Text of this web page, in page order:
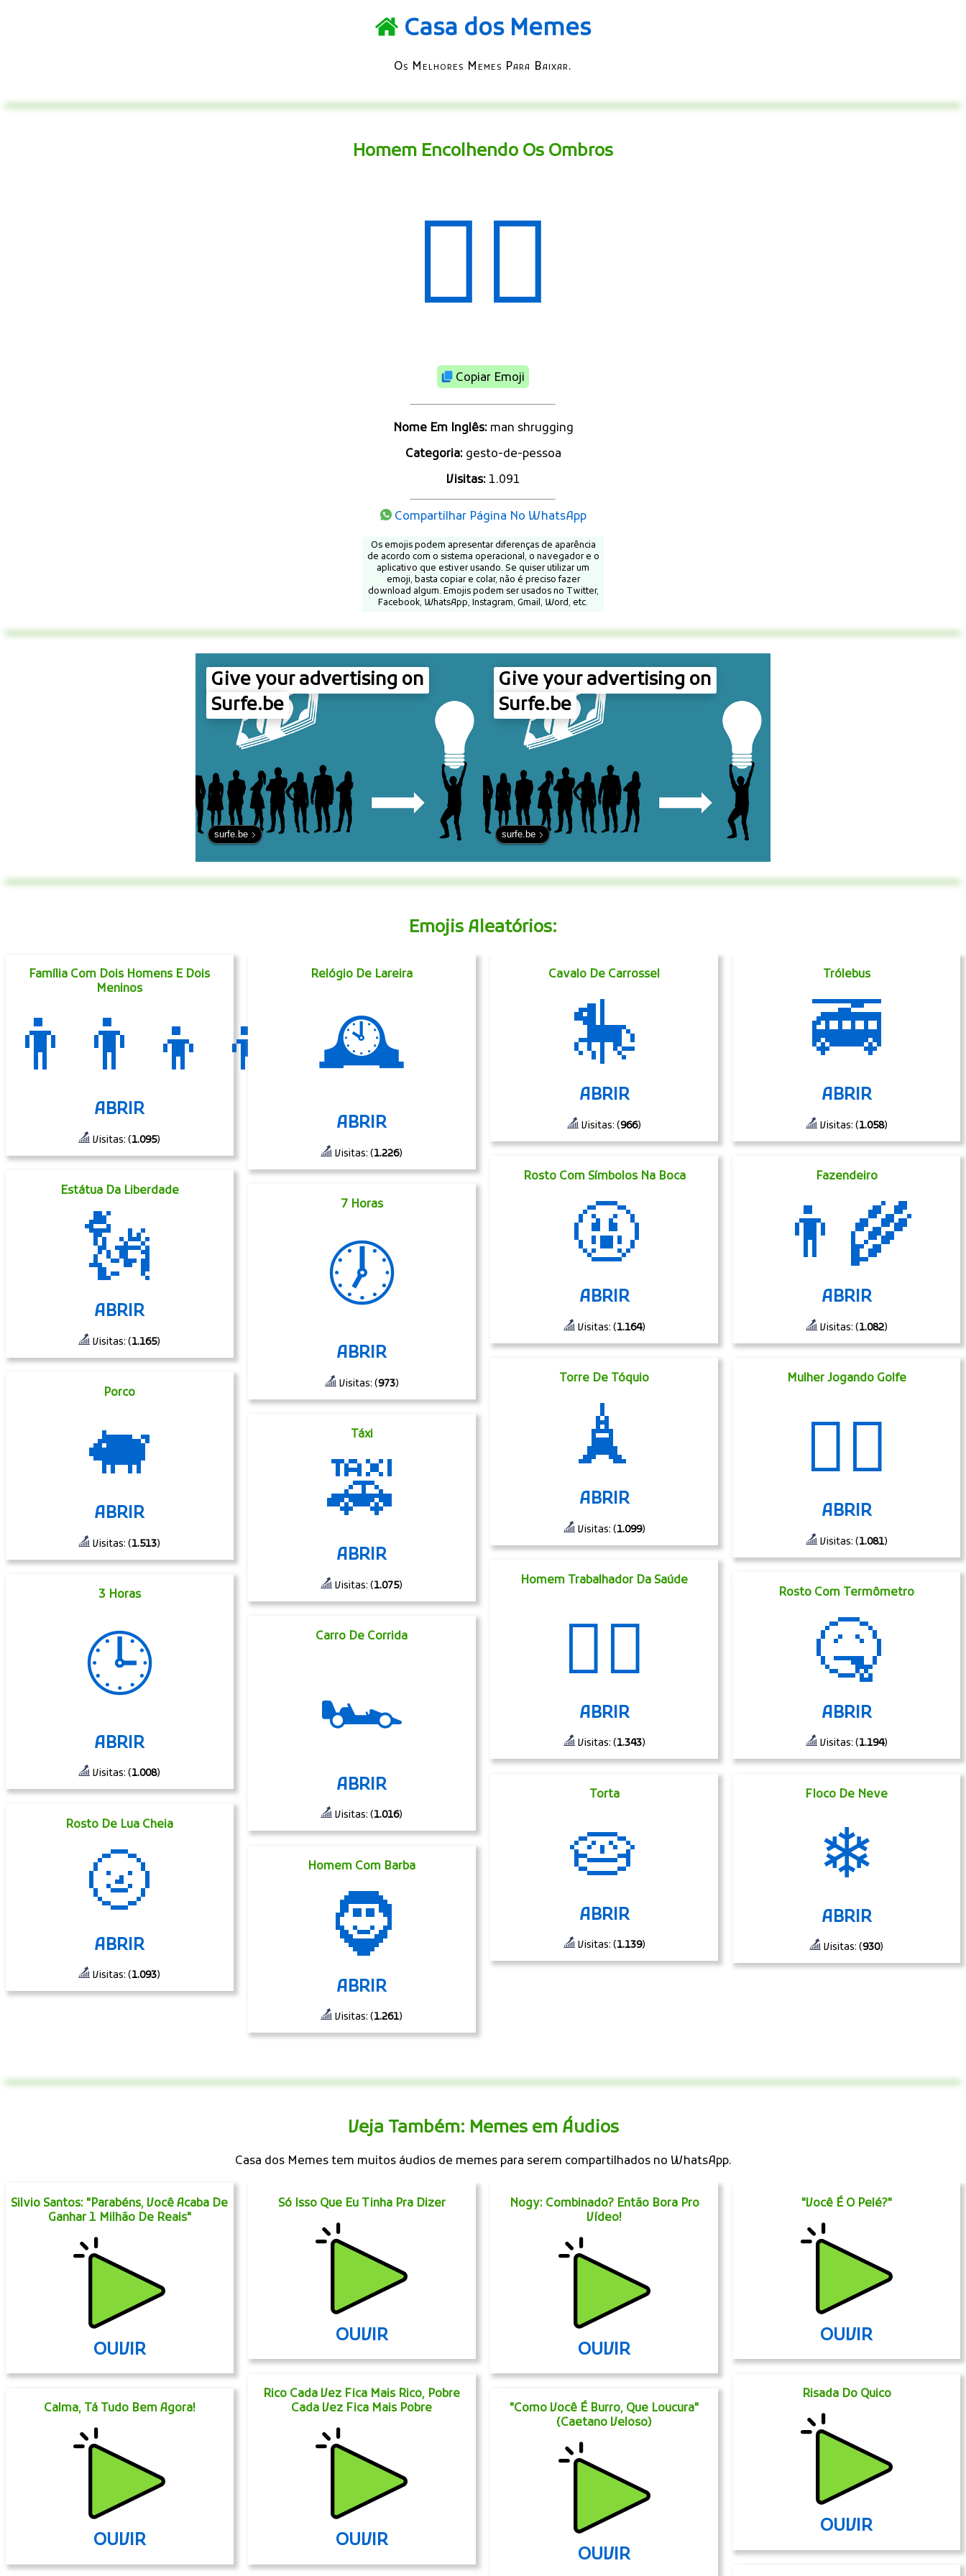
Casa dos Memes
Os Melhores Memes Para Baixar.
Homem Encolhendo Os Ombros
🤷‍♂️
Copiar Emoji
Nome Em Inglês: man shrugging
Categoria: gesto-de-pessoa
Visitas:1.091
Compartilhar Página No WhatsApp
Os emojis podem apresentar diferenças de aparência
de acordo com o sistema operacional, o navegador e o
aplicativo que estiver usando. Se quiser utilizar um
emoji, basta copiar e colar, não é preciso fazer
download algum. Emojis podem ser usados no Twitter,
Facebook, WhatsApp, Instagram, Gmail, Word, etc.
Give your advertising on
Surfe.be
surfe.be
Give your advertising on
Surfe.be
surfe.be
Emojis Aleatórios:
Família Com Dois Homens E Dois
Meninos
👨‍👨‍👦‍👦
ABRIR
Visitas: (1.095)
Estátua Da Liberdade
🗽
ABRIR
Visitas: (1.165)
Porco
🐖
ABRIR
Visitas: (1.513)
3 Horas
🕒
ABRIR
Visitas: (1.008)
Rosto De Lua Cheia
🌝
ABRIR
Visitas: (1.093)
Relógio De Lareira
🕰
ABRIR
Visitas: (1.226)
7 Horas
🕖
ABRIR
Visitas: (973)
Táxi
🚕
ABRIR
Visitas: (1.075)
Carro De Corrida
🏎
ABRIR
Visitas: (1.016)
Homem Com Barba
🧔
ABRIR
Visitas: (1.261)
Cavalo De Carrossel
🎠
ABRIR
Visitas: (966)
Rosto Com Símbolos Na Boca
🤬
ABRIR
Visitas: (1.164)
Torre De Tóquio
🗼
ABRIR
Visitas: (1.099)
Homem Trabalhador Da Saúde
👨‍⚕️
ABRIR
Visitas: (1.343)
Torta
🥧
ABRIR
Visitas: (1.139)
Trólebus
🚎
ABRIR
Visitas: (1.058)
Fazendeiro
👨‍🌾
ABRIR
Visitas: (1.082)
Mulher Jogando Golfe
🏌️‍♀️
ABRIR
Visitas: (1.081)
Rosto Com Termômetro
🤒
ABRIR
Visitas: (1.194)
Floco De Neve
❄
ABRIR
Visitas: (930)
Veja Também: Memes em Áudios
Casa dos Memes tem muitos áudios de memes para serem compartilhados no WhatsApp.
Silvio Santos: "Parabéns, Você Acaba De
Ganhar 1 Milhão De Reais"
OUVIR
Calma, Tá Tudo Bem Agora!
OUVIR
Só Isso Que Eu Tinha Pra Dizer
OUVIR
Rico Cada Vez Fica Mais Rico, Pobre
Cada Vez Fica Mais Pobre
OUVIR
Nogy: Combinado? Então Bora Pro
Vídeo!
OUVIR
"Como Você É Burro, Que Loucura"
(Caetano Veloso)
OUVIR
"Você É O Pelé?"
OUVIR
Risada Do Quico
OUVIR